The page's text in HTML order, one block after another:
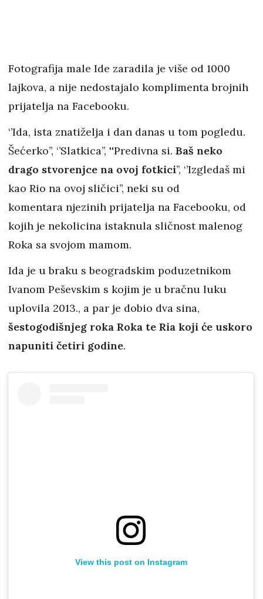
Fotografija male Ide zaradila je više od 1000
lajkova, a nije nedostajalo komplimenta brojnih
prijatelja na Facebooku.
‘’Ida, ista znatiželja i dan danas u tom pogledu.
Šećerko’’, ‘’Slatkica’’, ''Predivna si. Baš neko
drago stvorenjce na ovoj fotkici’’, ‘’Izgledaš mi
kao Rio na ovoj sličici’’, neki su od
komentara njezinih prijatelja na Facebooku, od
kojih je nekolicina istaknula sličnost malenog
Roka sa svojom mamom.
Ida je u braku s beogradskim poduzetnikom
Ivanom Peševskim s kojim je u bračnu luku
uplovila 2013., a par je dobio dva sina,
šestogodišnjeg roka Roka te Ria koji će uskoro
napuniti četiri godine.
View this post on Instagram